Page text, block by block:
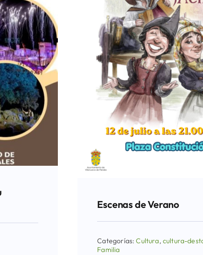
Escenas de Verano
Categorías:Cultura, cultura-
Familia